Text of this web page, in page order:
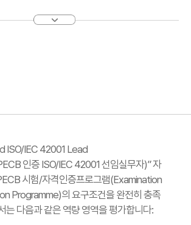
ISO/IEC 42001 Lead
인증 ISO/IEC 42001 선임실무자)” 자
시험/자격인증프로그램(Examination
Programme)의 요구조건을 완전히 충족
는 다음과 같은 역량 영역을 평가합니다: